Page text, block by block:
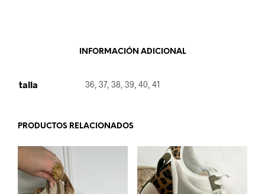
INFORMACIÓN ADICIONAL
talla 36, 37, 38, 39, 40, 41
PRODUCTOS RELACIONADOS